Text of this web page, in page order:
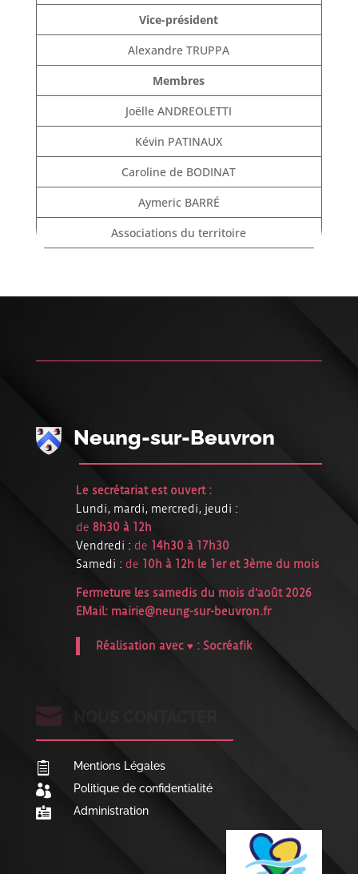
Vice-président
Alexandre TRUPPA
Membres
Joëlle ANDREOLETTI
Kévin PATINAUX
Caroline de BODINAT
Aymeric BARRÉ
Associations du territoire
Neung-sur-Beuvron
Le secrétariat est ouvert :
Lundi, mardi, mercredi, jeudi :
de 8h30 à 12h
Vendredi : de 14h30 à 17h30
Samedi : de 10h à 12h le 1er et 3ème du mois
Fermeture les samedis du mois d’août 2026
EMail: mairie@neung-sur-beuvron.fr
Réalisation avec ♥ : Socréafik

 Mentions Légales
 Politique de confidentialité
 Administration